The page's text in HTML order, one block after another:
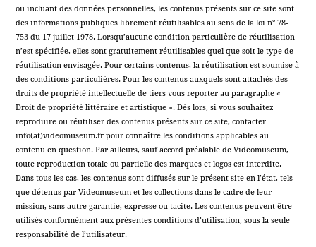
ou incluant des données personnelles, les contenus présents sur ce site sont
des informations publiques librement réutilisables au sens de la loi n° 78-
753 du 17 juillet 1978. Lorsqu’aucune condition particulière de réutilisation
n’est spécifiée, elles sont gratuitement réutilisables quel que soit le type de
réutilisation envisagée. Pour certains contenus, la réutilisation est soumise à
des conditions particulières. Pour les contenus auxquels sont attachés des
droits de propriété intellectuelle de tiers vous reporter au paragraphe «
Droit de propriété littéraire et artistique ». Dès lors, si vous souhaitez
reproduire ou réutiliser des contenus présents sur ce site, contacter
info(at)videomuseum.fr pour connaître les conditions applicables au
contenu en question. Par ailleurs, sauf accord préalable de Videomuseum,
toute reproduction totale ou partielle des marques et logos est interdite.
Dans tous les cas, les contenus sont diffusés sur le présent site en l’état, tels
que détenus par Videomuseum et les collections dans le cadre de leur
mission, sans autre garantie, expresse ou tacite. Les contenus peuvent être
utilisés conformément aux présentes conditions d’utilisation, sous la seule
responsabilité de l’utilisateur.